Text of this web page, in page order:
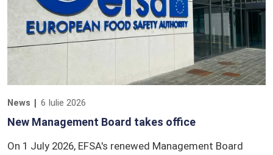
News 6 Iulie 2026
New Management Board takes office
On 1 July 2026, EFSA's renewed Management Board